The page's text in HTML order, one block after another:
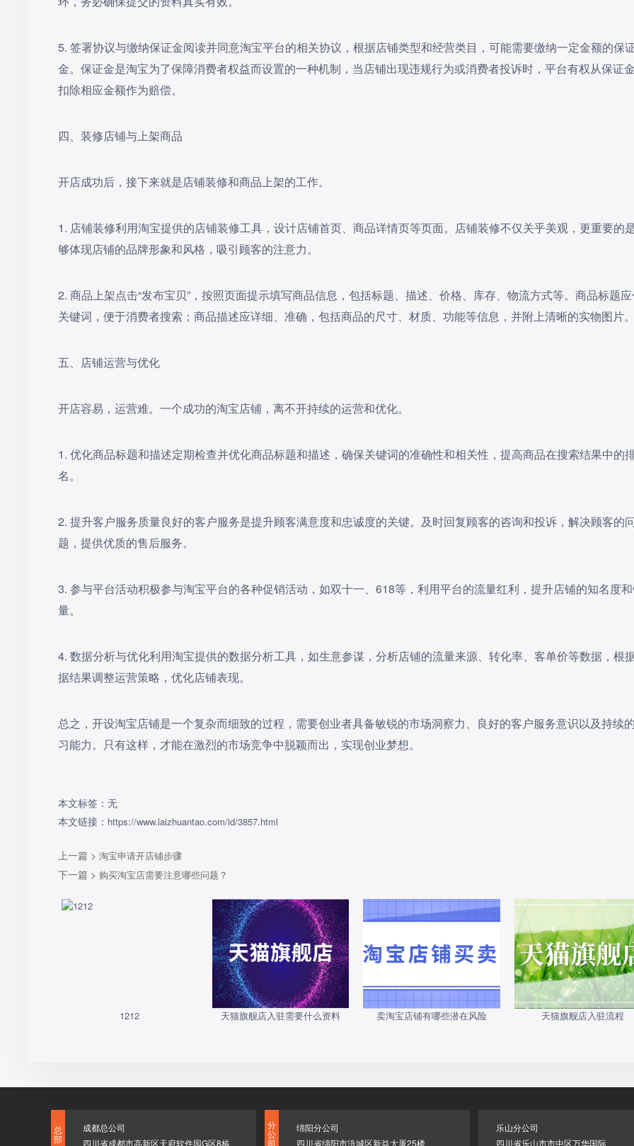
5. 签署协议与缴纳保证金阅读并同意淘宝平台的相关协议，根据店铺类型和经营类目，可能需要缴纳一定金额的保
金。保证金是淘宝为了保障消费者权益而设置的一种机制，当店铺出现违规行为或消费者投诉时，平台有权从保证
扣除相应金额作为赔偿。
四、装修店铺与上架商品
开店成功后，接下来就是店铺装修和商品上架的工作。
1. 店铺装修利用淘宝提供的店铺装修工具，设计店铺首页、商品详情页等页面。店铺装修不仅关乎美观，更重要的
够体现店铺的品牌形象和风格，吸引顾客的注意力。
2. 商品上架点击“发布宝贝”，按照页面提示填写商品信息，包括标题、描述、价格、库存、物流方式等。商品标题
关键词，便于消费者搜索；商品描述应详细、准确，包括商品的尺寸、材质、功能等信息，并附上清晰的实物图片。
五、店铺运营与优化
开店容易，运营难。一个成功的淘宝店铺，离不开持续的运营和优化。
1. 优化商品标题和描述定期检查并优化商品标题和描述，确保关键词的准确性和相关性，提高商品在搜索结果中的
名。
2. 提升客户服务质量良好的客户服务是提升顾客满意度和忠诚度的关键。及时回复顾客的咨询和投诉，解决顾客的
题，提供优质的售后服务。
3. 参与平台活动积极参与淘宝平台的各种促销活动，如双十一、618等，利用平台的流量红利，提升店铺的知名度
量。
4. 数据分析与优化利用淘宝提供的数据分析工具，如生意参谋，分析店铺的流量来源、转化率、客单价等数据，根
据结果调整运营策略，优化店铺表现。
总之，开设淘宝店铺是一个复杂而细致的过程，需要创业者具备敏锐的市场洞察力、良好的客户服务意识以及持续
习能力。只有这样，才能在激烈的市场竞争中脱颖而出，实现创业梦想。
本文标签：无
本文链接： https://www.laizhuantao.com/id/3857.html
上一篇 > 淘宝申请开店铺步骤
下一篇 > 购买淘宝店需要注意哪些问题？
1212 天猫旗舰店入驻需要什么资料 卖淘宝店铺有哪些潜在风险 天猫旗舰店入驻流程
总
部
成都总公司
四川省成都市高新区天府软件园G区8栋
分
公
司
绵阳分公司
四川省绵阳市涪城区新益大厦25楼
乐山分公司
四川省乐山市市中区万华国际